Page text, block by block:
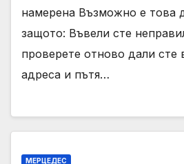
намерена Възможно е това
защото: Въвели сте
проверете отново дали сте
адреса и пътя…
МЕРЦЕДЕС